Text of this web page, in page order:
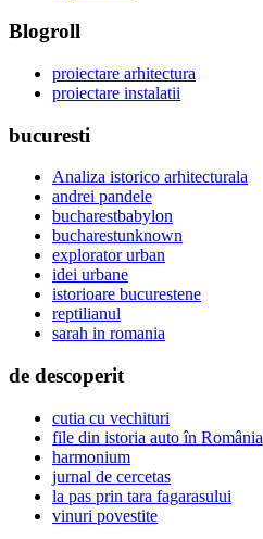
Blogroll
proiectare arhitectura
proiectare instalatii
bucuresti
Analiza istorico arhitecturala
andrei pandele
bucharestbabylon
bucharestunknown
explorator urban
idei urbane
istorioare bucurestene
reptilianul
sarah in romania
de descoperit
cutia cu vechituri
file din istoria auto în România
harmonium
jurnal de cercetas
la pas prin tara fagarasului
vinuri povestite